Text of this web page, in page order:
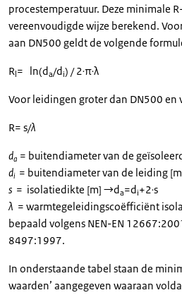
procestemperatuur. Deze minimale
vereenvoudigde wijze berekend.
aan DN500 geldt de volgende
R = ln(da/di) / 2∙π∙λ
Voor leidingen groter dan DN500 en
R= s/λ
da = buitendiameter van de
di = buitendiameter van de leiding
s = isolatiedikte [m] →da=di+2∙s
λ = warmtegeleidingscoëfficiënt
bepaald volgens NEN-EN
8497:1997.
In onderstaande tabel staan de
waarden’ aangegeven waaraan